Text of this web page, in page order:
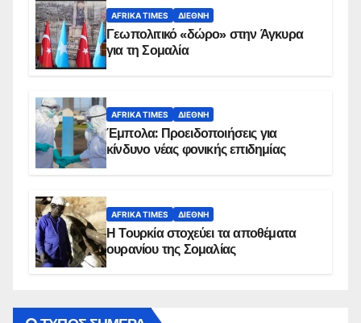
AFRIKA TIMES ΔΙΕΘΝΉ
Γεωπολιτικό «δώρο» στην Άγκυρα
για τη Σομαλία
AFRIKA TIMES ΔΙΕΘΝΉ
Έμπολα: Προειδοποιήσεις για
κίνδυνο νέας φονικής επιδημίας
AFRIKA TIMES ΔΙΕΘΝΉ
Η Τουρκία στοχεύει τα αποθέματα
ουρανίου της Σομαλίας